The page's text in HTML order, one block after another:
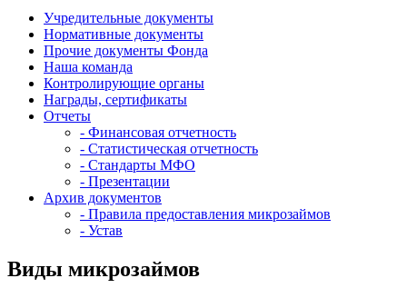
Учредительные документы
Нормативные документы
Прочие документы Фонда
Наша команда
Контролирующие органы
Награды, сертификаты
Отчеты
- Финансовая отчетность
- Статистическая отчетность
- Стандарты МФО
- Презентации
Архив документов
- Правила предоставления микрозаймов
- Устав
Виды микрозаймов